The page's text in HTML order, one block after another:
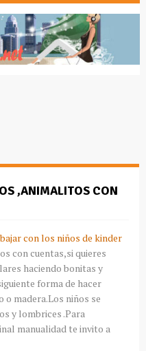
,ANIMALITOS CON
con los niños de kinder
con cuentas,si quieres
haciendo bonitas y
forma de hacer
madera.Los niños se
y lombrices .Para
manualidad te invito a